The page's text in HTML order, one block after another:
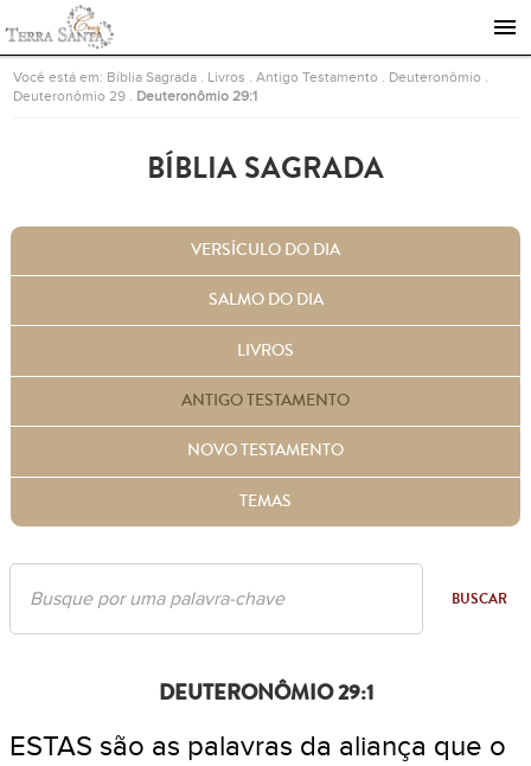
Ir para a página inicial
Você está em: Bíblia Sagrada Livros .Antigo Testamento Deuteronômio
Deuteronômio 29
Deuteronômio 29:1
BÍBLIA SAGRADA
VERSÍCULO DO DIA
SALMO DO DIA
LIVROS
ANTIGO TESTAMENTO
NOVO TESTAMENTO
TEMAS
BUSCAR
DEUTERONÔMIO 29:1
ESTAS são as palavras da aliança que o